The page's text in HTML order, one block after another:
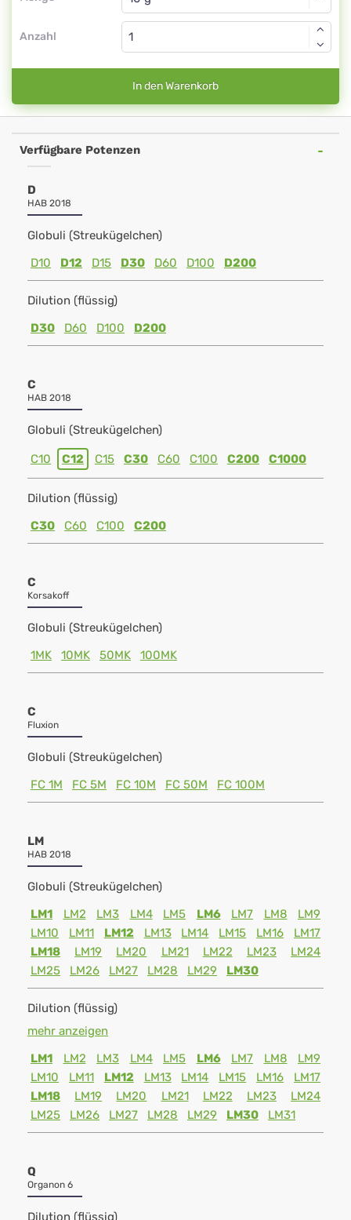
Anzahl
In den Warenkorb
Verfügbare Potenzen
D
HAB 2018
Globuli (Streukügelchen)
D10
D12 D15 D30 D60 D100 D200
Dilution (flüssig)
D30
D60 D100 D200
C
HAB 2018
Globuli (Streukügelchen)
C10 C12 C15 C30 C60 C100 C200 C1000
Dilution (flüssig)
C30
C60 C100 C200
C
Korsakoff
Globuli (Streukügelchen)
1MK
10MK 50MK 100MK
C
Fluxion
Globuli (Streukügelchen)
FC 1M
FC 5M FC 10M FC 50M FC 100M
LM
HAB 2018
Globuli (Streukügelchen)
LM1
LM2 LM3 LM4 LM5 LM6 LM7 LM8
LM9
LM10
LM11 LM12 LM13 LM14 LM15 LM16
LM17
LM18
LM19 LM20 LM21 LM22 LM23
LM24
LM25
LM26 LM27 LM28 LM29 LM30
Dilution (flüssig)
mehr anzeigen
LM1
LM2 LM3 LM4 LM5 LM6 LM7 LM8
LM9
LM10
LM11 LM12 LM13 LM14 LM15 LM16
LM17
LM18
LM19 LM20 LM21 LM22 LM23
LM24
LM25
LM26 LM27 LM28 LM29 LM30 LM31
Q
Organon 6
Dilution (flüssig)